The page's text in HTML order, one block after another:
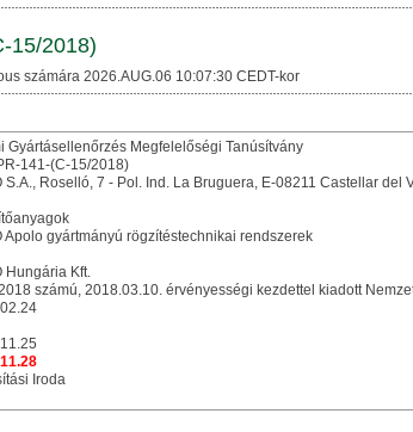
15/2018)
számára 2026.AUG.06 10:07:30 CEDT-kor
Gyártásellenőrzés Megfelelőségi Tanúsítvány
141-(C-15/2018)
S.A., Roselló, 7 - Pol. Ind. La Bruguera, E-08211 Castellar del
Apolo gyártmányú rögzítéstechnikai rendszerek
Hungária Kft.
számú, 2018.03.10. érvényességi kezdettel kiadott
Iroda